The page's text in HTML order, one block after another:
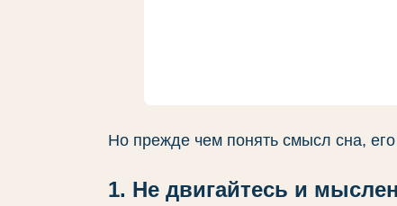
Но прежде чем понять смысл сна,
1. Не двигайтесь и